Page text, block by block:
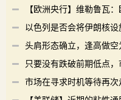
【欧洲央行】维勒鲁瓦
以色列是否会将伊朗核设
头肩形态确立，逢高做空
只要没有跌破前期低点
市场在寻求时机等待再次